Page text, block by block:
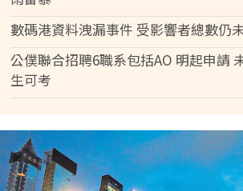
數碼港資料洩漏事件 受影響者總數仍
公僕聯合招聘6職系包括AO 明起申請
生可考